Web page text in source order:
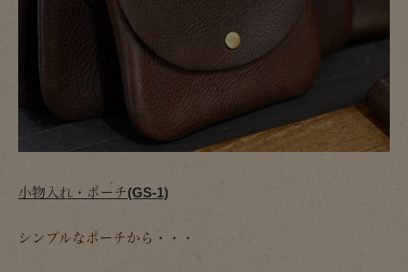
小物入れ・ポーチ(GS-1)
シンプルなポーチから・・・